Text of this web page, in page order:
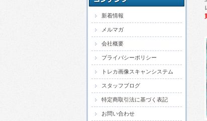
新着情報
メルマガ
会社概要
プライバシーポリシー
トレカ画像スキャンシステム
スタッフブログ
特定商取引法に基づく表記
お問い合わせ